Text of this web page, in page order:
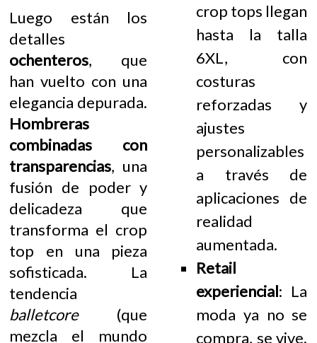
Luego están los
detalles
ochenteros, que
han vuelto con una
elegancia depurada.
Hombreras
combinadas con
transparencias, una
fusión de poder y
delicadeza que
transforma el crop
top en una pieza
sofisticada. La
tendencia
balletcore(que
mezcla el mundo
crop tops llegan
hasta la talla
6XL, con
costuras
reforzadas y
ajustes
personalizables
a través de
aplicaciones de
realidad
aumentada.
Retail
experiencial: La
moda ya no se
compra, se vive.